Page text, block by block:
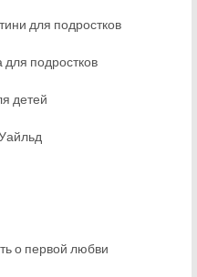
для подростков
для подростков
детей
о первой любви